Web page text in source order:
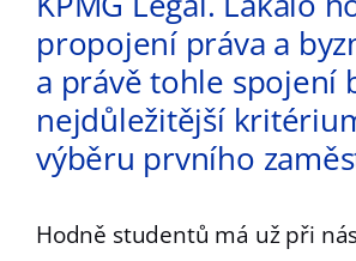
propojení práva a
a právě tohle spojení
nejdůležitější
výběru prvního
Hodně studentů má už při